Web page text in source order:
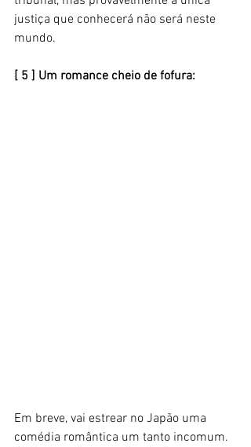
justiça que conhecerá não será neste
mundo.
[ 5 ] Um romance cheio de fofura:
Em breve, vai estrear no Japão uma
comédia romântica um tanto incomum.